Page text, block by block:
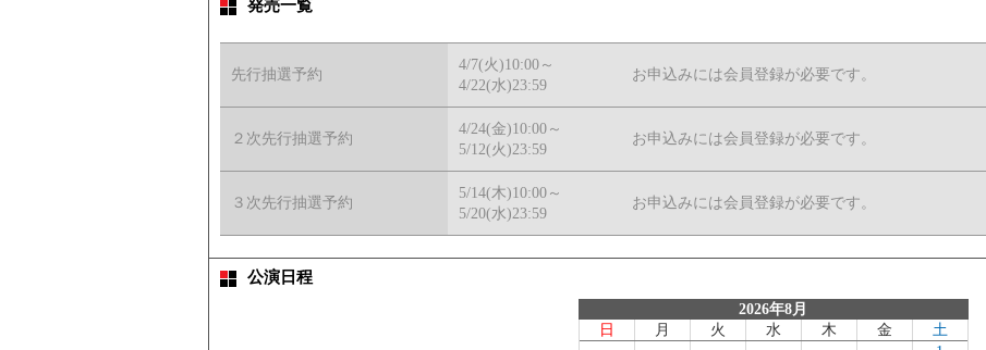
発売一覧
先行抽選予約
4/7(火)10:00～
4/22(水)23:59
お申込みには会員登録が必要です。
２次先行抽選予約
4/24(金)10:00～
5/12(火)23:59
お申込みには会員登録が必要です。
３次先行抽選予約
5/14(木)10:00～
5/20(水)23:59
お申込みには会員登録が必要です。
公演日程
2026年8月
日
月 火 水 木 金
土